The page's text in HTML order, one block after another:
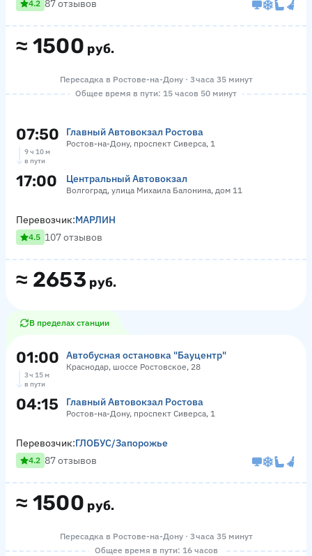
≈ 1500 руб.
4.2 87 отзывов
Пересадка в Ростове-на-Дону · 3 часа 35 минут
Общее время в пути: 15 часов 50 минут
07:50 Главный Автовокзал Ростова
Ростов-на-Дону, проспект Сиверса, 1
9 ч 10 м
в пути
17:00 Центральный Автовокзал
Волгоград, улица Михаила Балонина, дом 11
≈ 2653 руб.
Перевозчик:МАРЛИН
4.5 107 отзывов
В пределах станции
01:00 Автобусная остановка "Бауцентр"
Краснодар, шоссе Ростовское, 28
3 ч 15 м
в пути
04:15 Главный Автовокзал Ростова
Ростов-на-Дону, проспект Сиверса, 1
≈ 1500 руб.
Перевозчик:ГЛОБУС/Запорожье
4.2 87 отзывов
Пересадка в Ростове-на-Дону · 3 часа 35 минут
Общее время в пути: 16 часов